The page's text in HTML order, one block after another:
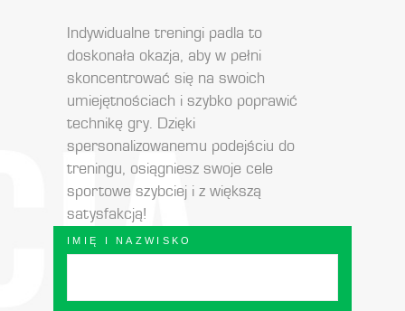
Indywidualne treningi padla to
doskonała okazja, aby w pełni
skoncentrować się na swoich
umiejętnościach i szybko poprawić
technikę gry. Dzięki
spersonalizowanemu podejściu do
treningu, osiągniesz swoje cele
sportowe szybciej i z większą
satysfakcją!
IMIĘ I NAZWISKO